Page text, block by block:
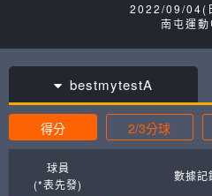
2022/09/04(
南屯運動
bestmytestA
得分 2/3分球
球員
(*表先發)
數據記